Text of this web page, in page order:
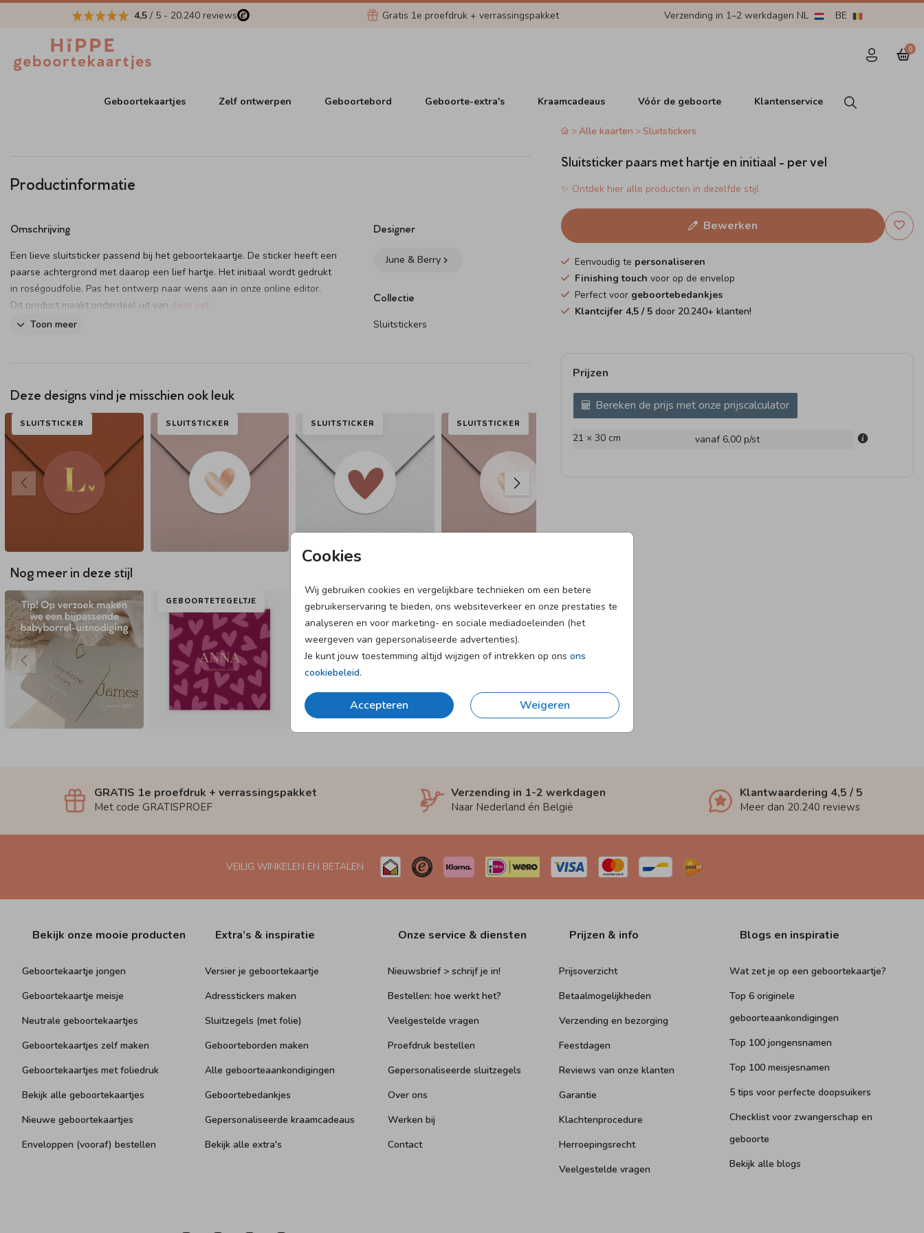
4,5 / 5 - 20.240 reviews Gratis 1e proefdruk + verrassingspakket Verzending in 1–2 werkdagen NL BE
0
Geboortekaartjes Zelf ontwerpen Geboortebord Geboorte-extra's Kraamcadeaus Vóór de geboorte Klantenservice
Cookies
Wij gebruiken cookies en vergelijkbare technieken om een betere
gebruikerservaring te bieden, ons websiteverkeer en onze prestaties te
analyseren en voor marketing- en sociale mediadoeleinden (het
weergeven van gepersonaliseerde advertenties).
Je kunt jouw toestemming altijd wijzigen of intrekken op ons ons
cookiebeleid.
Accepteren Weigeren
Productinformatie
Omschrijving
Een lieve sluitsticker passend bij het geboortekaartje. De sticker heeft een
paarse achtergrond met daarop een lief hartje. Het initiaal wordt gedrukt
in roségoudfolie. Pas het ontwerp naar wens aan in onze online editor.
Dit product maakt onderdeel uit van deze set
Toon meer
Designer
June & Berry
Collectie
Sluitstickers
Deze designs vind je misschien ook leuk
SLUITSTICKER SLUITSTICKER SLUITSTICKER SLUITSTICKER
Nog meer in deze stijl
GEBOORTETEGELTJE FOLIEDRUK
Alle kaarten Sluitstickers
Sluitsticker paars met hartje en initiaal - per vel
✨ Ontdek hier alle producten in dezelfde stijl
Bewerken
Eenvoudig te personaliseren
Finishing touch voor op de envelop
Perfect voor geboortebedankjes
Klantcijfer 4,5/ 5door 20.240+ klanten!
Prijzen
Bereken de prijs met onze prijscalculator
21 × 30 cm vanaf 6,00 p/st
GRATIS 1e proefdruk + verrassingspakket
Met code GRATISPROEF
Verzending in 1-2 werkdagen
Naar Nederland én België
Klantwaardering 4,5 / 5
Meer dan 20.240 reviews
VEILIG WINKELEN EN BETALEN
Bekijk onze mooie producten
Geboortekaartje jongen
Geboortekaartje meisje
Neutrale geboortekaartjes
Geboortekaartjes zelf maken
Geboortekaartjes met foliedruk
Bekijk alle geboortekaartjes
Nieuwe geboortekaartjes
Enveloppen (vooraf) bestellen
Extra’s & inspiratie
Versier je geboortekaartje
Adresstickers maken
Sluitzegels (met folie)
Geboorteborden maken
Alle geboorteaankondigingen
Geboortebedankjes
Gepersonaliseerde kraamcadeaus
Bekijk alle extra's
Onze service & diensten
Nieuwsbrief > schrijf je in!
Bestellen: hoe werkt het?
Veelgestelde vragen
Proefdruk bestellen
Gepersonaliseerde sluitzegels
Over ons
Werken bij
Contact
Prijzen & info
Prijsoverzicht
Betaalmogelijkheden
Verzending en bezorging
Feestdagen
Reviews van onze klanten
Garantie
Klachtenprocedure
Herroepingsrecht
Veelgestelde vragen
Blogs en inspiratie
Wat zet je op een geboortekaartje?
Top 6 originele
geboorteaankondigingen
Top 100 jongensnamen
Top 100 meisjesnamen
5 tips voor perfecte doopsuikers
Checklist voor zwangerschap en
geboorte
Bekijk alle blogs